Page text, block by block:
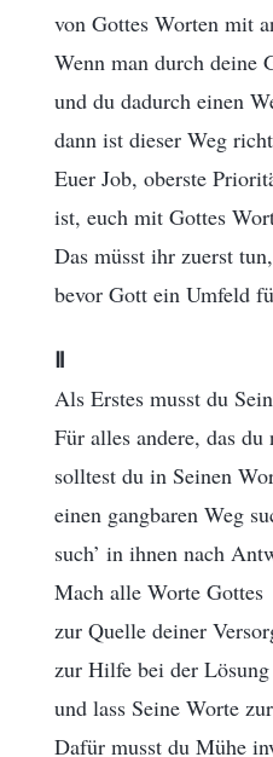
von Gottes Worten mit
Wenn man durch deine
und du dadurch einen
dann ist dieser Weg
Euer Job, oberste
ist, euch mit Gottes
Das müsst ihr zuerst tun,
bevor Gott ein Umfeld
Ⅱ
Als Erstes musst du
Für alles andere, das
solltest du in Seinen
einen gangbaren Weg
such’ in ihnen nach
Mach alle Worte Gottes
zur Quelle deiner
zur Hilfe bei der
und lass Seine Worte
Dafür musst du Mühe